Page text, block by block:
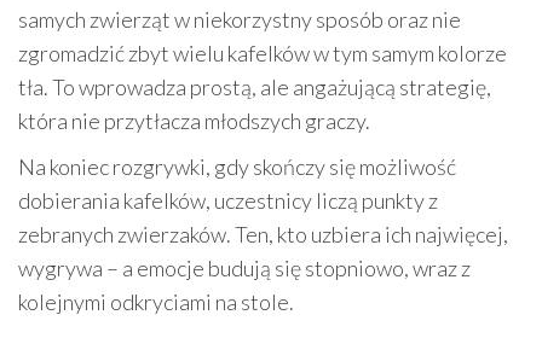
samych zwierząt w niekorzystny sposób oraz nie
zgromadzić zbyt wielu kafelków w tym samym kolorze
tła. To wprowadza prostą, ale angażującą strategię,
która nie przytłacza młodszych graczy.
Na koniec rozgrywki, gdy skończy się możliwość
dobierania kafelków, uczestnicy liczą punkty z
zebranych zwierzaków. Ten, kto uzbiera ich najwięcej,
wygrywa – a emocje budują się stopniowo, wraz z
kolejnymi odkryciami na stole.